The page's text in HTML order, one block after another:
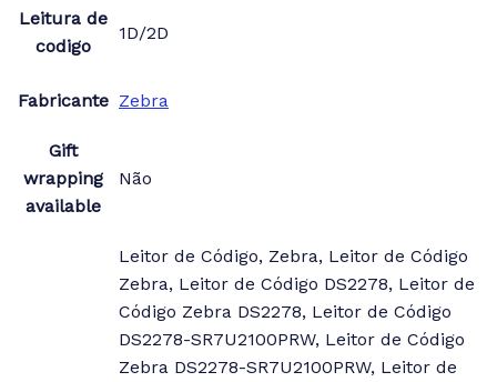
Leitura de
codigo
1D/2D
Fabricante Zebra
Gift
wrapping
available
Não
Leitor de Código, Zebra, Leitor de Código
Zebra, Leitor de Código DS2278, Leitor de
Código Zebra DS2278, Leitor de Código
DS2278-SR7U2100PRW, Leitor de Código
Zebra DS2278-SR7U2100PRW, Leitor de